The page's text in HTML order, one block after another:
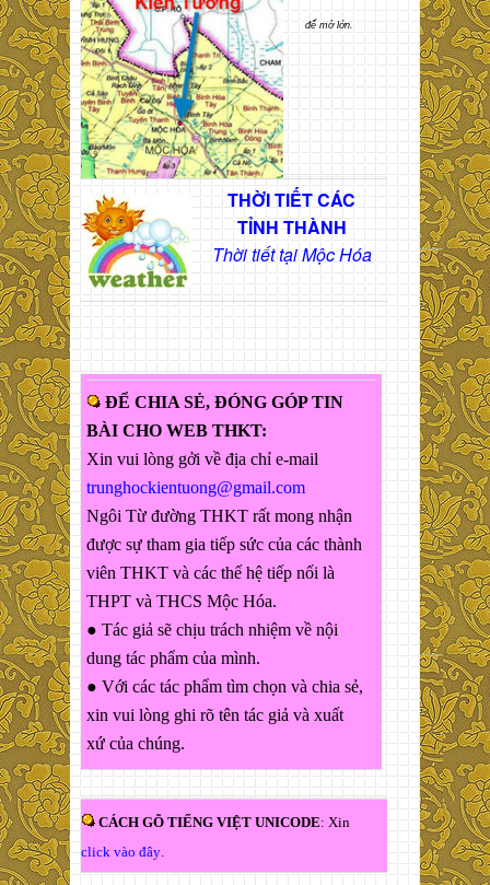
để mở lớn.
THỜI TIẾT CÁC
TỈNH THÀNH
Thời tiết tại Mộc Hóa
ĐỂ CHIA SẺ, ĐÓNG GÓP TIN
BÀI CHO WEB THKT:
Xin vui lòng gởi về địa chỉ e-mail
trunghockientuong@gmail.com
Ngôi Từ đường THKT rất mong nhận
được sự tham gia tiếp sức của các thành
viên THKT và các thế hệ tiếp nối là
THPT và THCS Mộc Hóa.
● Tác giả sẽ chịu trách nhiệm về nội
dung tác phẩm của mình.
● Với các tác phẩm tìm chọn và chia sẻ,
xin vui lòng ghi rõ tên tác giả và xuất
xứ của chúng.
CÁCH GÕ TIẾNG VIỆT UNICODE: Xin
click vào đây.